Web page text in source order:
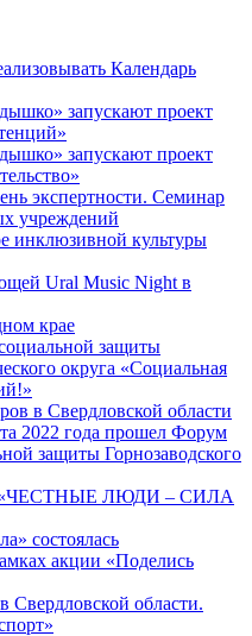
Календарь
запускают проект
запускают проект
экспертности. Семинар
учреждений
инклюзивной культуры
Ural Music Night в
крае
защиты
округа «Социальная
в Свердловской области
2022 года прошел Форум
защиты Горнозаводского
ЛЮДИ – СИЛА
состоялась
акции «Поделись
Свердловской области.